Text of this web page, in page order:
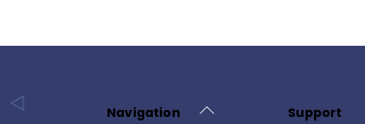
Back
Navigation Support